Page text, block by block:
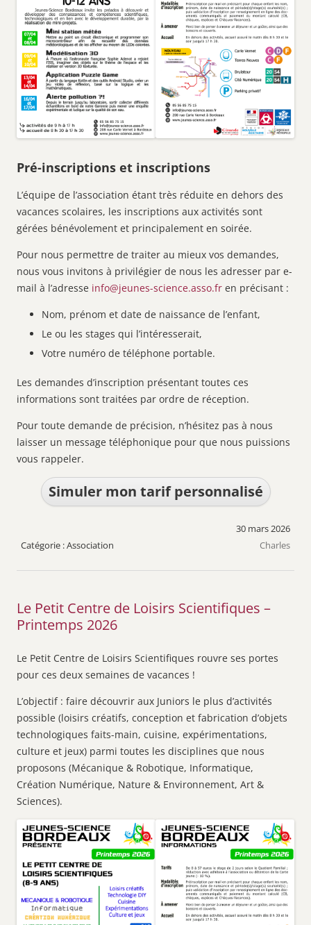
Pré-inscriptions et inscriptions
L’équipe de l’association étant très réduite en dehors des
vacances scolaires, les inscriptions aux activités sont
gérées bénévolement et principalement en soirée.
Pour nous permettre de traiter au mieux vos demandes,
nous vous invitons à privilégier de nous les adresser par e-
mail à l’adresse info@jeunes-science.asso.fr en précisant :
Nom, prénom et date de naissance de l’enfant,
Le ou les stages qui l’intéresserait,
Votre numéro de téléphone portable.
Les demandes d’inscription présentant toutes ces
informations sont traitées par ordre de réception.
Pour toute demande de précision, n’hésitez pas à nous
laisser un message téléphonique pour que nous puissions
vous rappeler.
Simuler mon tarif personnalisé
Association
30 mars 2026
Charles
Le Petit Centre de Loisirs Scientifiques –
Printemps 2026
Le Petit Centre de Loisirs Scientifiques rouvre ses portes
pour ces deux semaines de vacances !
L’objectif : faire découvrir aux Juniors le plus d’activités
possible (loisirs créatifs, conception et fabrication d’objets
technologiques faits-main, cuisine, expérimentations,
culture et jeux) parmi toutes les disciplines que nous
proposons (Mécanique & Robotique, Informatique,
Création Numérique, Nature & Environnement, Art &
Sciences).